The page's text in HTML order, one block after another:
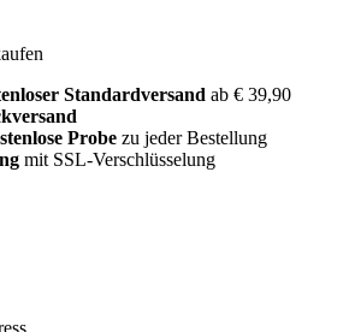
Standardversand ab € 39,90
Probe zu jeder Bestellung
mit SSL-Verschlüsselung